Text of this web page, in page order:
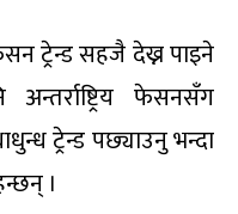
ट्रेन्ड सहजै देख्न पाइने
फेसनसँग
ट्रेन्ड पछ्याउनु भन्दा
।